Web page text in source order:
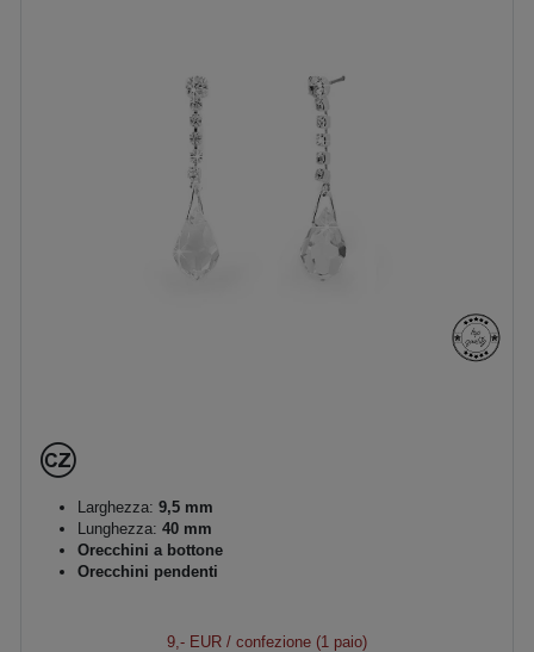
Larghezza: 9,5 mm
Lunghezza: 40 mm
Orecchini a bottone
Orecchini pendenti
9,- EUR / confezione (1 paio)